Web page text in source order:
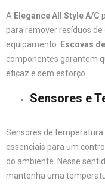
A Elegance All Style A/C
para remover resíduos
equipamento. Escovas
componentes garantem
eficaz e sem esforço.
Sensores e
Sensores de
essenciais para um
do ambiente. Nesse
mantenha uma